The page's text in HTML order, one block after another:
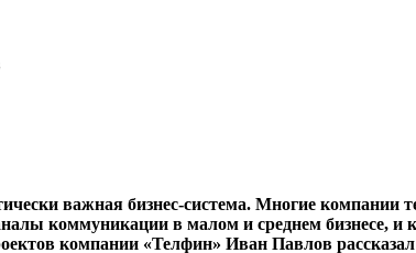
важная бизнес-система. Многие
коммуникации в малом и среднем бизнесе,
компании «Телфин» Иван Павлов